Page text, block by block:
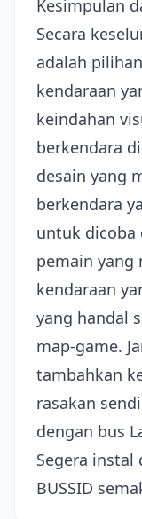
Kesimpulan
Secara
adalah
kendaraan
keindahan
berkendara
desain yang
berkendara
untuk dicoba
pemain
kendaraan
yang handal
map-game.
tambahkan
rasakan
dengan bus
Segera
BUSSID